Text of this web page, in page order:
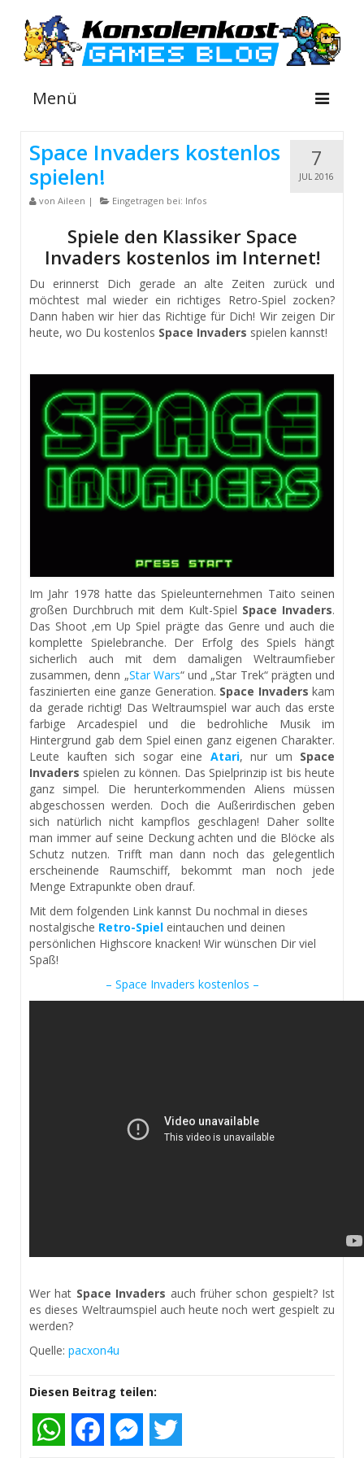
Menü
NEWS
INFOS
GUIDES
Suche
nach:
7
JUL 2016
Space Invaders kostenlos
spielen!
von Aileen | Eingetragen bei: Infos
Spiele den Klassiker Space
Invaders kostenlos im Internet!
Du erinnerst Dich gerade an alte Zeiten zurück und
möchtest mal wieder ein richtiges Retro-Spiel zocken?
Dann haben wir hier das Richtige für Dich! Wir zeigen Dir
heute, wo Du kostenlos Space Invaders spielen kannst!
Im Jahr 1978 hatte das Spieleunternehmen Taito seinen
großen Durchbruch mit dem Kult-Spiel Space Invaders.
Das Shoot ‚em Up Spiel prägte das Genre und auch die
komplette Spielebranche. Der Erfolg des Spiels hängt
sicherlich auch mit dem damaligen Weltraumfieber
zusammen, denn „Star Wars“ und „Star Trek“ prägten und
faszinierten eine ganze Generation. Space Invaders kam
da gerade richtig! Das Weltraumspiel war auch das erste
farbige Arcadespiel und die bedrohliche Musik im
Hintergrund gab dem Spiel einen ganz eigenen Charakter.
Leute kauften sich sogar eine Atari, nur um Space
Invaders spielen zu können. Das Spielprinzip ist bis heute
ganz simpel. Die herunterkommenden Aliens müssen
abgeschossen werden. Doch die Außerirdischen geben
sich natürlich nicht kampflos geschlagen! Daher sollte
man immer auf seine Deckung achten und die Blöcke als
Schutz nutzen. Trifft man dann noch das gelegentlich
erscheinende Raumschiff, bekommt man noch jede
Menge Extrapunkte oben drauf.
Mit dem folgenden Link kannst Du nochmal in dieses
nostalgische Retro-Spiel eintauchen und deinen
persönlichen Highscore knacken! Wir wünschen Dir viel
Spaß!
– Space Invaders kostenlos –
Wer hat Space Invaders auch früher schon gespielt? Ist
es dieses Weltraumspiel auch heute noch wert gespielt zu
werden?
Quelle: pacxon4u
Diesen Beitrag teilen:
WhatsAppFacebookMessenger